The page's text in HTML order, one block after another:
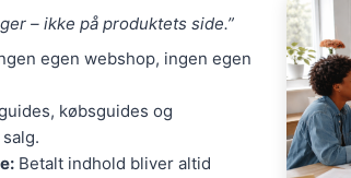
at give dig brugbar viden til
og budgetbrands behandles
om værdier og fokusområder.
– ikke på produktets side.”
egen webshop, ingen egen
købsguides og
Betalt indhold bliver altid